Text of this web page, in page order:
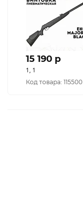
15 190 p
1, 1
Код товара: 115500